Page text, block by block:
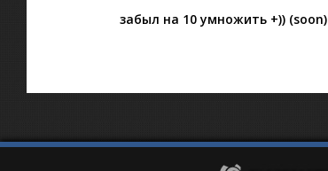
забыл на 10 умножить +)) (soon)